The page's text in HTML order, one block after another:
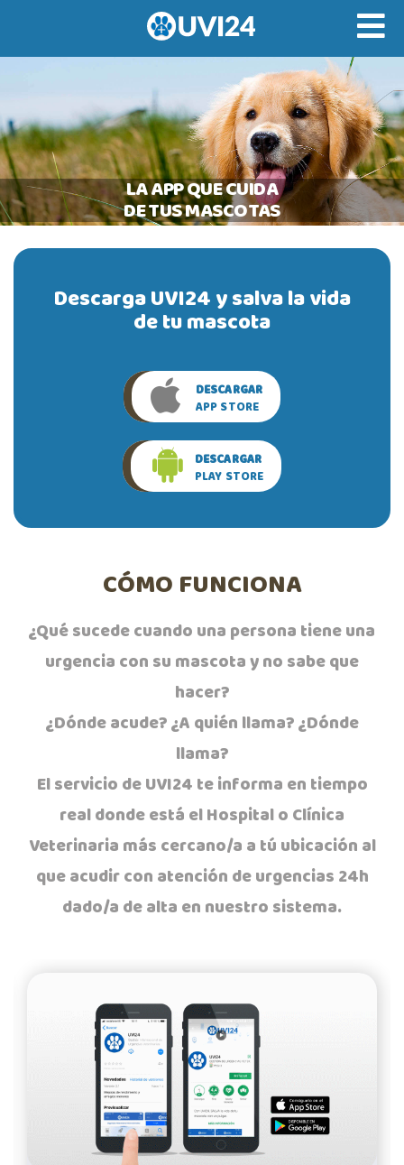
LA APP QUE CUIDA
DE TUS MASCOTAS
Descarga UVI24 y salva la vida
de tu mascota
DESCARGAR
APP STORE
DESCARGAR
PLAY STORE
CÓMO FUNCIONA
¿Qué sucede cuando una persona tiene una
urgencia con su mascota y no sabe que
hacer?
¿Dónde acude? ¿A quién llama? ¿Dónde
llama?
El servicio de UVI24 te informa en tiempo
real donde está el Hospital o Clínica
Veterinaria más cercano/a a tú ubicación al
que acudir con atención de urgencias 24h
dado/a de alta en nuestro sistema.